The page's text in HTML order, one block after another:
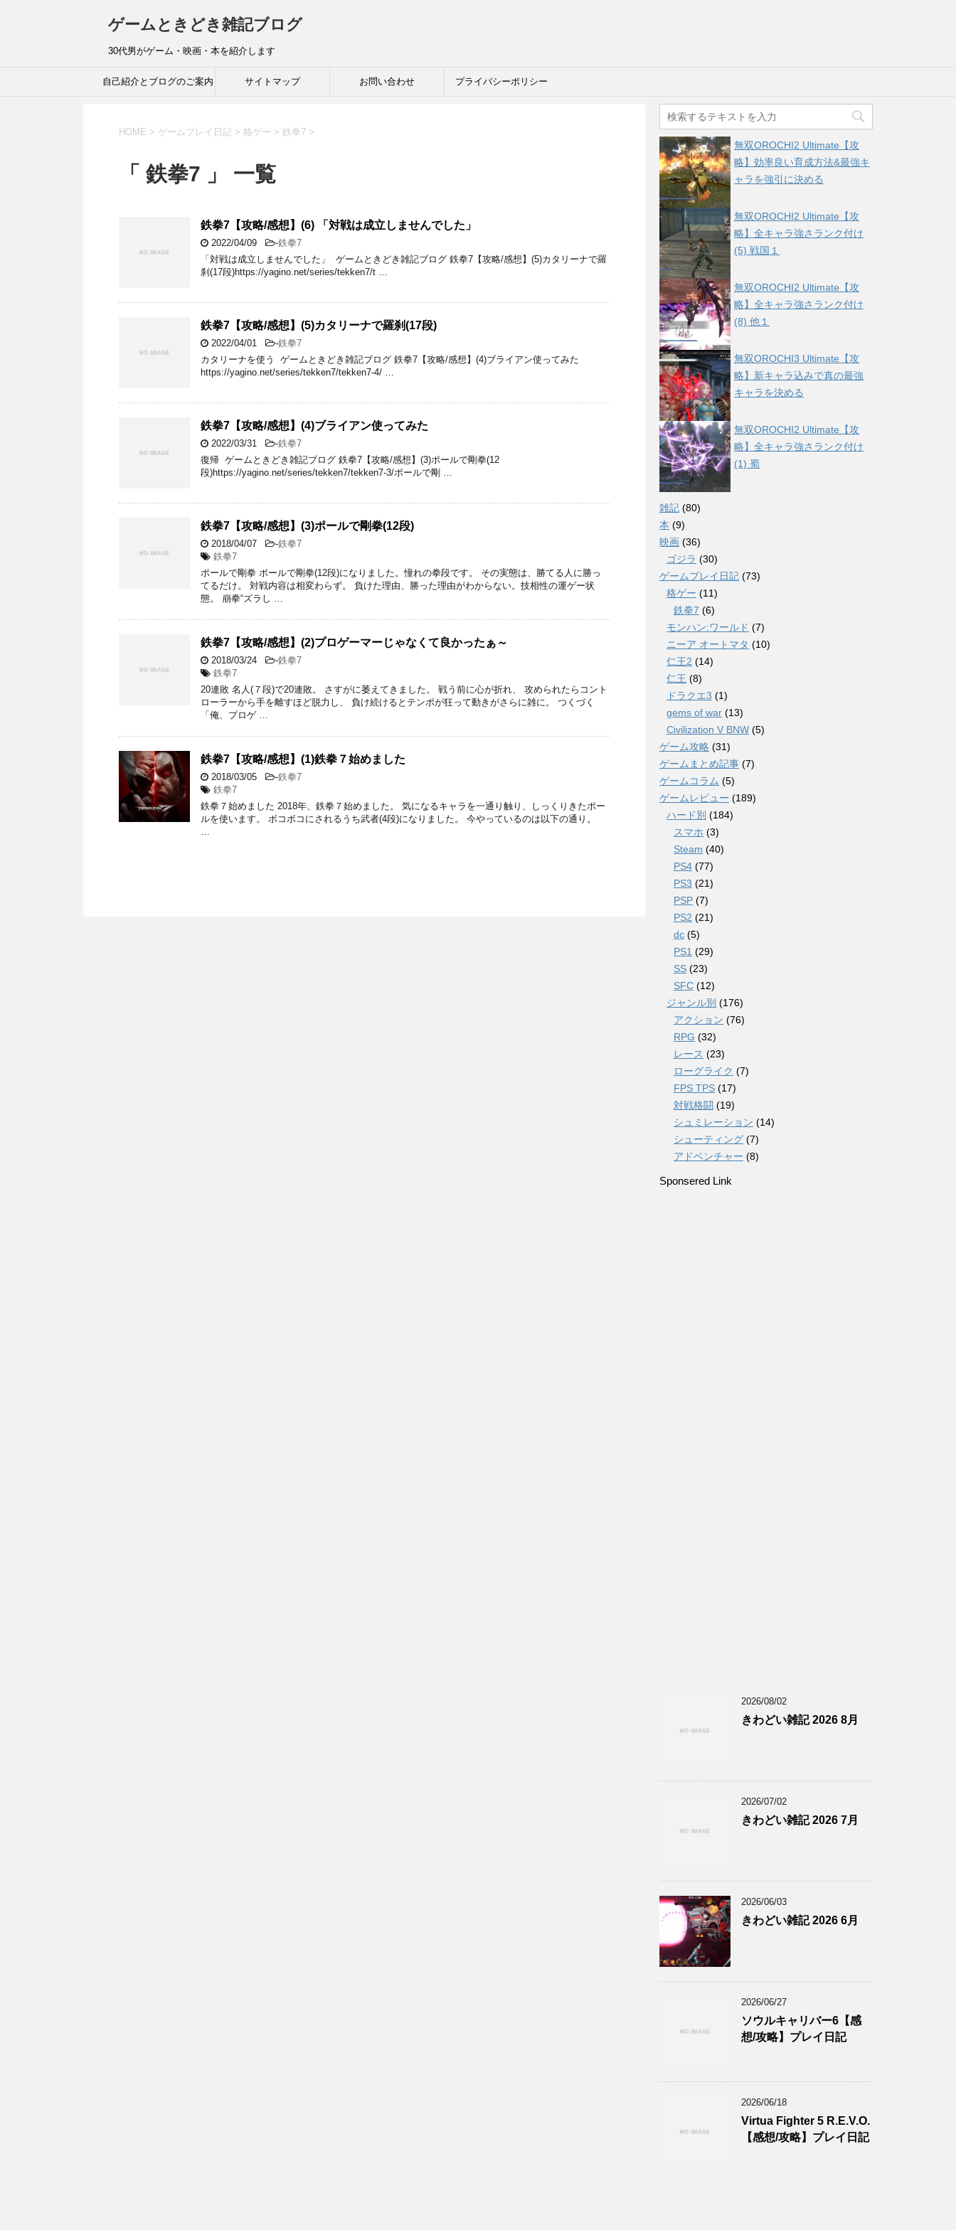
ゲームときどき雑記ブログ
30代男がゲーム・映画・本を紹介します
自己紹介とブログのご案内 サイトマップ お問い合わせ プライバシーポリシー
HOME > ゲームプレイ日記 > 格ゲー > 鉄拳7 >
「 鉄拳7 」 一覧
鉄拳7【攻略/感想】(6) 「対戦は成立しませんでした」
2022/04/09 -鉄拳7
「対戦は成立しませんでした」 ゲームときどき雑記ブログ 鉄拳7【攻略/感想】(5)カタリーナで羅
刹(17段)https://yagino.net/series/tekken7/t …
鉄拳7【攻略/感想】(5)カタリーナで羅刹(17段)
2022/04/01 -鉄拳7
カタリーナを使う ゲームときどき雑記ブログ 鉄拳7【攻略/感想】(4)ブライアン使ってみた
https://yagino.net/series/tekken7/tekken7-4/ …
鉄拳7【攻略/感想】(4)ブライアン使ってみた
2022/03/31 -鉄拳7
復帰 ゲームときどき雑記ブログ 鉄拳7【攻略/感想】(3)ポールで剛拳(12
段)https://yagino.net/series/tekken7/tekken7-3/ポールで剛 …
鉄拳7【攻略/感想】(3)ポールで剛拳(12段)
2018/04/07 -鉄拳7
鉄拳7
ポールで剛拳 ポールで剛拳(12段)になりました。憧れの拳段です。 その実態は、勝てる人に勝っ
てるだけ。 対戦内容は相変わらず。 負けた理由、勝った理由がわからない。技相性の運ゲー状
態。 崩拳“ズラし …
鉄拳7【攻略/感想】(2)プロゲーマーじゃなくて良かったぁ～
2018/03/24 -鉄拳7
鉄拳7
20連敗 名人(７段)で20連敗。 さすがに萎えてきました。 戦う前に心が折れ、 攻められたらコント
ローラーから手を離すほど脱力し、 負け続けるとテンポが狂って動きがさらに雑に。 つくづく
「俺、プロゲ …
鉄拳7【攻略/感想】(1)鉄拳７始めました
2018/03/05 -鉄拳7
鉄拳7
鉄拳７始めました 2018年、鉄拳７始めました。 気になるキャラを一通り触り、しっくりきたポー
ルを使います。 ボコボコにされるうち武者(4段)になりました。 今やっているのは以下の通り。
…
無双OROCHI2 Ultimate【攻
略】効率良い育成方法&最強キ
ャラを強引に決める
無双OROCHI2 Ultimate【攻
略】全キャラ強さランク付け
(5) 戦国１
無双OROCHI2 Ultimate【攻
略】全キャラ強さランク付け
(8) 他１
無双OROCHI3 Ultimate【攻
略】新キャラ込みで真の最強
キャラを決める
無双OROCHI2 Ultimate【攻
略】全キャラ強さランク付け
(1) 蜀
雑記 (80)
本 (9)
映画 (36)
ゴジラ (30)
ゲームプレイ日記 (73)
格ゲー (11)
鉄拳7 (6)
モンハン:ワールド (7)
ニーア オートマタ (10)
仁王2 (14)
仁王 (8)
ドラクエ3 (1)
gems of war (13)
Civilization V BNW (5)
ゲーム攻略 (31)
ゲームまとめ記事 (7)
ゲームコラム (5)
ゲームレビュー (189)
ハード別 (184)
スマホ (3)
Steam (40)
PS4 (77)
PS3 (21)
PSP (7)
PS2 (21)
dc (5)
PS1 (29)
SS (23)
SFC (12)
ジャンル別 (176)
アクション (76)
RPG (32)
レース (23)
ローグライク (7)
FPS TPS (17)
対戦格闘 (19)
シュミレーション (14)
シューティング (7)
アドベンチャー (8)
Sponsered Link
2026/08/02
きわどい雑記 2026 8月
2026/07/02
きわどい雑記 2026 7月
2026/06/03
きわどい雑記 2026 6月
2026/06/27
ソウルキャリバー6【感
想/攻略】プレイ日記
2026/06/18
Virtua Fighter 5 R.E.V.O.
【感想/攻略】プレイ日記